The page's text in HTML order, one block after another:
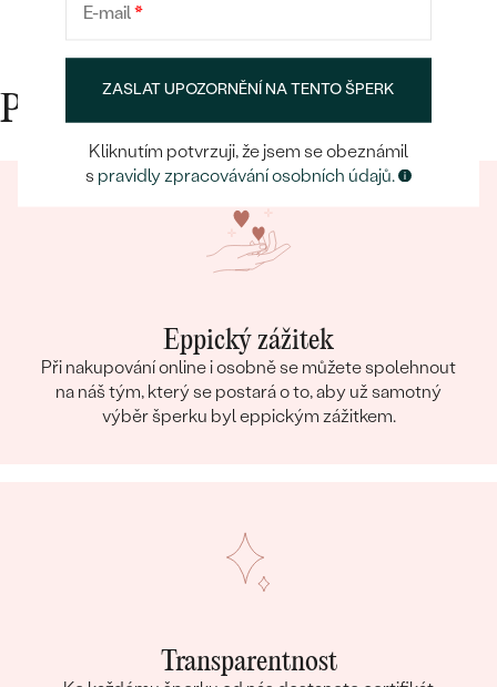
Proč nakupovat v Eppi
Eppický zážitek
Při nakupování online i osobně se můžete spolehnout
na náš tým, který se postará o to, aby už samotný
výběr šperku byl eppickým zážitkem.
Transparentnost
E-mail*
ZASLAT UPOZORNĚNÍ NA TENTO ŠPERK
Kliknutím potvrzuji, že jsem se obeznámil
s pravidly zpracovávání osobních údajů.